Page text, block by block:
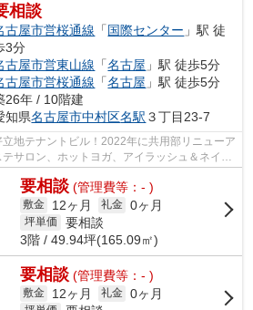
相談
古屋市営桜通線 「国際センター 」駅 徒
3分
古屋市営東山線 「名古屋 」駅 徒歩5分
古屋市営桜通線 「名古屋 」駅 徒歩5分
26年 / 10階建
知県名古屋市中村区名駅 ３丁目23-7
地テナントビル！2022年に共用部リニューア
サロン、ホットヨガ、アイラッシュ＆ネイル
トにし...
要相談 (管理費等：- )
敷金 12ヶ月 礼金 0ヶ月
坪単価
要相談
3階 / 49.94坪(165.09㎡)
要相談 (管理費等：- )
敷金 12ヶ月 礼金 0ヶ月